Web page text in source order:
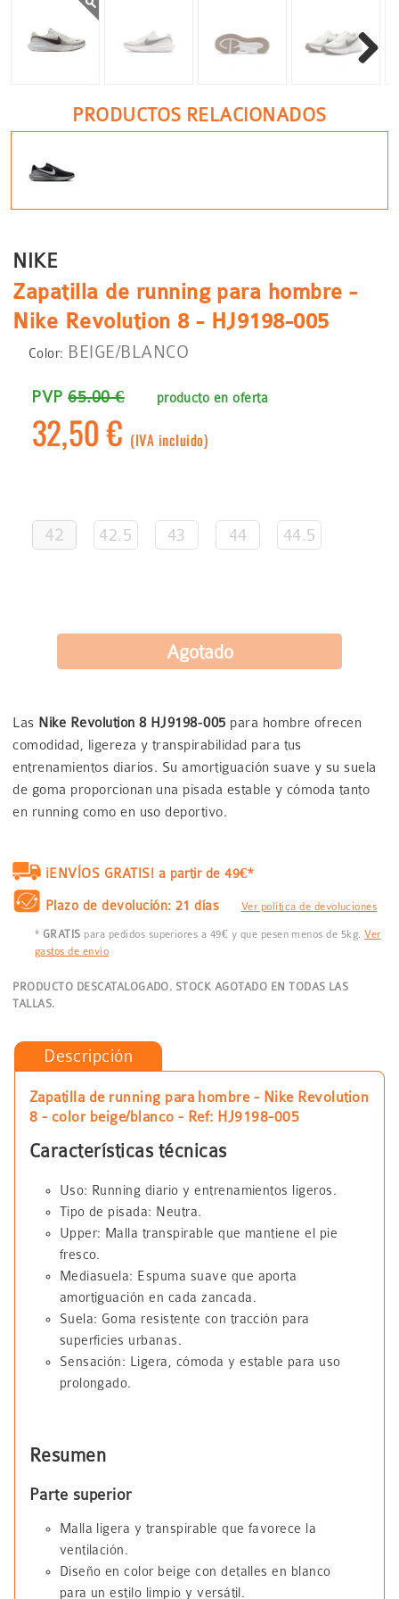
PRODUCTOS RELACIONADOS
NIKE
Zapatilla de running para hombre -
Nike Revolution 8 - HJ9198-005
Color: BEIGE/BLANCO
PVP65.00 € producto en oferta
32,50 € (IVA incluido)
42 42.5 43 44 44.5
Las Nike Revolution 8 HJ9198‑005 para hombre ofrecen
comodidad, ligereza y transpirabilidad para tus
entrenamientos diarios. Su amortiguación suave y su suela
de goma proporcionan una pisada estable y cómoda tanto
en running como en uso deportivo.
¡ENVÍOS GRATIS! a partir de 49€*
Plazo de devolución: 21 días Ver política de devoluciones
* GRATIS para pedidos superiores a 49€ y que pesen menos de 5kg.Ver
gastos de envío
PRODUCTO DESCATALOGADO. STOCK AGOTADO EN TODAS LAS
TALLAS.
Descripción
Zapatilla de running para hombre - Nike Revolution
8 - color beige/blanco - Ref: HJ9198-005
Características técnicas
Uso: Running diario y entrenamientos ligeros.
Tipo de pisada: Neutra.
Upper: Malla transpirable que mantiene el pie
fresco.
Mediasuela: Espuma suave que aporta
amortiguación en cada zancada.
Suela: Goma resistente con tracción para
superficies urbanas.
Sensación: Ligera, cómoda y estable para uso
prolongado.
Resumen
Parte superior
Malla ligera y transpirable que favorece la
ventilación.
Diseño en color beige con detalles en blanco
para un estilo limpio y versátil.